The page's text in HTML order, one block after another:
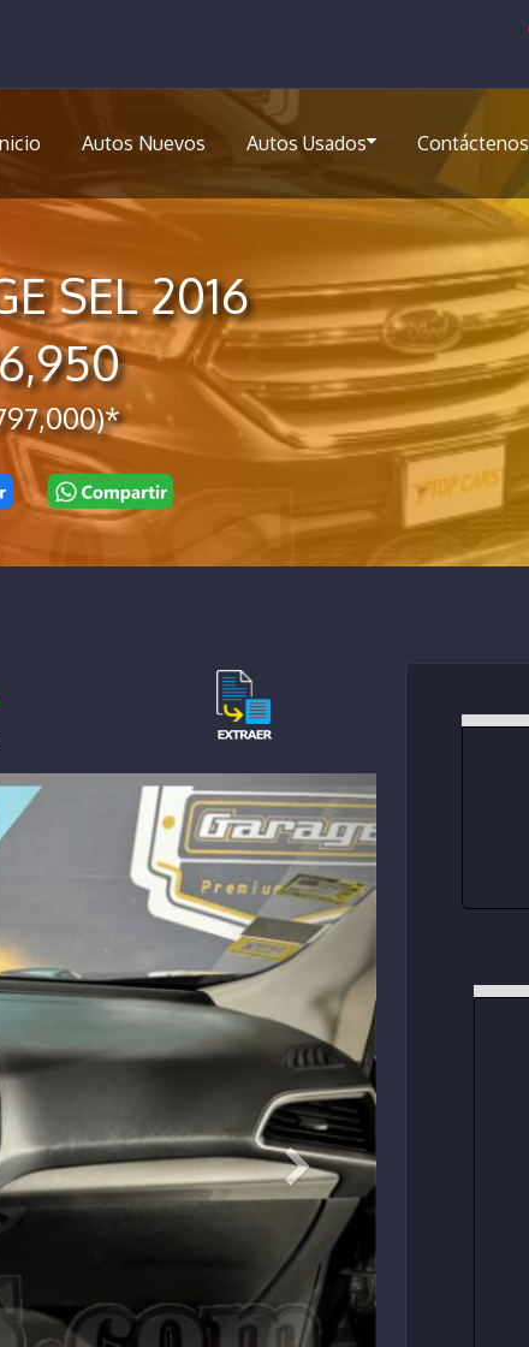
Autos Nuevos Autos Usados Contáctenos
SEL 2016